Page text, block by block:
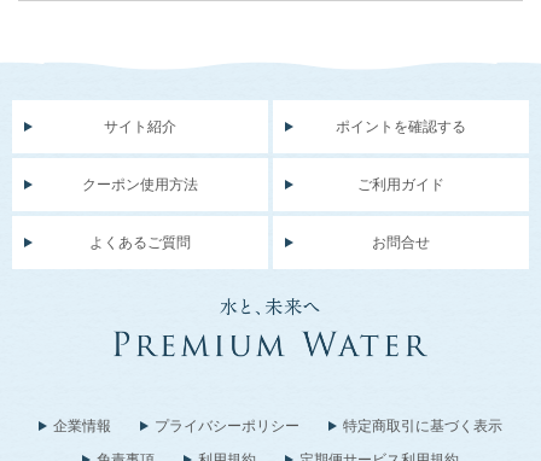
サイト紹介 ポイントを確認する
クーポン使用方法 ご利用ガイド
よくあるご質問 お問合せ
企業情報 プライバシーポリシー
特定商取引に基づく表示